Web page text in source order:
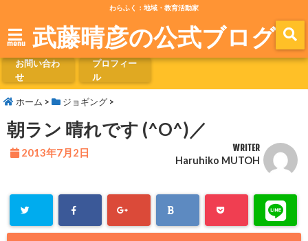
わらふく：地域・教育活動家
menu 武藤晴彦の公式ブログ
お問い合わ
せ
プロフィー
ル
ホーム > ジョギング >
朝ラン 晴れです (^O^)／
2013年7月2日 WRITER
Haruhiko MUTOH